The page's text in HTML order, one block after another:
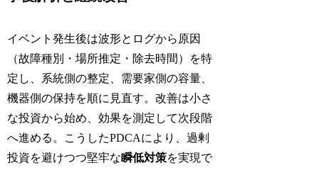
イベント発生後は波形とログから原因
（故障種別・場所推定・除去時間）を特
定し、系統側の整定、需要家側の容量、
機器側の保持を順に見直す。改善は小さ
な投資から始め、効果を測定して次段階
へ進める。こうしたPDCAにより、過剰
投資を避けつつ堅牢な瞬低対策を実現で